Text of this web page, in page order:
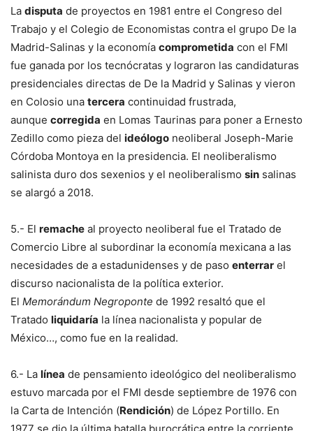
La disputa de proyectos en 1981 entre el Congreso del
Trabajo y el Colegio de Economistas contra el grupo De la
Madrid-Salinas y la economía comprometida con el FMI
fue ganada por los tecnócratas y lograron las candidaturas
presidenciales directas de De la Madrid y Salinas y vieron
en Colosio una tercera continuidad frustrada,
aunque corregida en Lomas Taurinas para poner a Ernesto
Zedillo como pieza del ideólogo neoliberal Joseph-Marie
Córdoba Montoya en la presidencia. El neoliberalismo
salinista duro dos sexenios y el neoliberalismo sin salinas
se alargó a 2018.
5.- El remache al proyecto neoliberal fue el Tratado de
Comercio Libre al subordinar la economía mexicana a las
necesidades de a estadunidenses y de paso enterrar el
discurso nacionalista de la política exterior.
El Memorándum Negroponte de 1992 resaltó que el
Tratado liquidaría la línea nacionalista y popular de
México…, como fue en la realidad.
6.- La línea de pensamiento ideológico del neoliberalismo
estuvo marcada por el FMI desde septiembre de 1976 con
la Carta de Intención (Rendición) de López Portillo. En